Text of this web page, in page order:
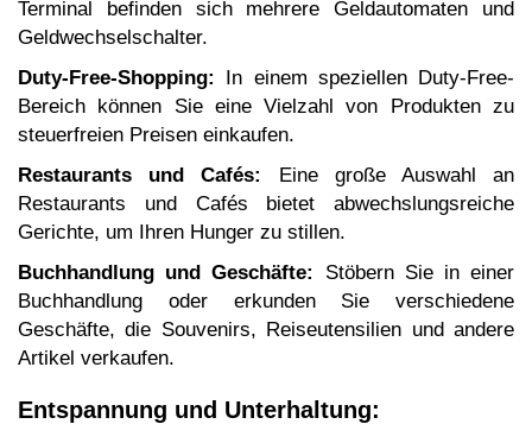
Terminal befinden sich mehrere Geldautomaten und
Geldwechselschalter.
Duty-Free-Shopping:
In einem speziellen Duty-Free-
Bereich können Sie eine Vielzahl von Produkten zu
steuerfreien Preisen einkaufen.
Restaurants und Cafés:
Eine große Auswahl an
Restaurants und Cafés bietet abwechslungsreiche
Gerichte, um Ihren Hunger zu stillen.
Buchhandlung und Geschäfte:
Stöbern Sie in einer
Buchhandlung oder erkunden Sie verschiedene
Geschäfte, die Souvenirs, Reiseutensilien und andere
Artikel verkaufen.
Entspannung und Unterhaltung: